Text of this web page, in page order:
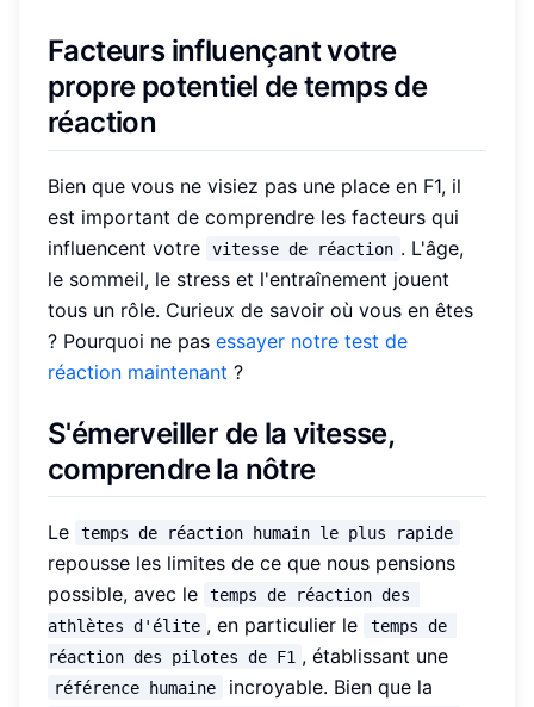
Facteurs influençant votre
propre potentiel de temps de
réaction
Bien que vous ne visiez pas une place en F1, il
est important de comprendre les facteurs qui
influencent votre
vitesse de réaction . L'âge,
le sommeil, le stress et l'entraînement jouent
tous un rôle. Curieux de savoir où vous en êtes
? Pourquoi ne pas essayer notre test de
réaction maintenant ?
S'émerveiller de la vitesse,
comprendre la nôtre
Le temps de réaction humain le plus rapide
repousse les limites de ce que nous pensions
possible, avec le
temps de réaction des
athlètes d'élite , en particulier le
temps de
réaction des pilotes de F1 , établissant une
référence humaine incroyable. Bien que la